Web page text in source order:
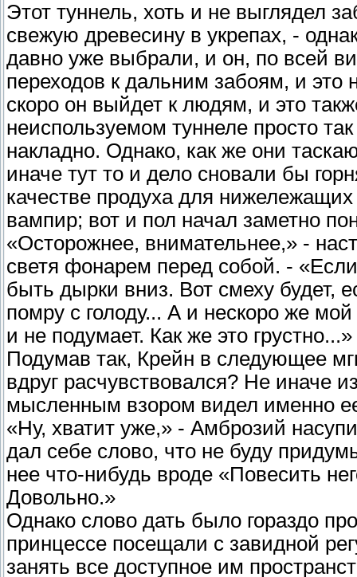
Этот туннель, хоть и не выглядел
свежую древесину в укрепах, -
давно уже выбрали, и он, по всей
переходов к дальним забоям, и
скоро он выйдет к людям, и это
неиспользуемом туннеле просто
накладно. Однако, как же они
иначе тут то и дело сновали бы
качестве продуха для
вампир; вот и пол начал заметно
«Осторожнее, внимательнее,» -
светя фонарем перед собой. -
быть дырки вниз. Вот смеху будет,
помру с голоду... А и нескоро же мой
и не подумает. Как же это грустно...»
Подумав так, Крейн в следующее
вдруг расчувствовался? Не иначе
мысленным взором видел именно
«Ну, хватит уже,» - Амброзий
дал себе слово, что не буду
нее что-нибудь вроде «Повесить
Довольно.»
Однако слово дать было гораздо
принцессе посещали с завидной
занять все доступное им